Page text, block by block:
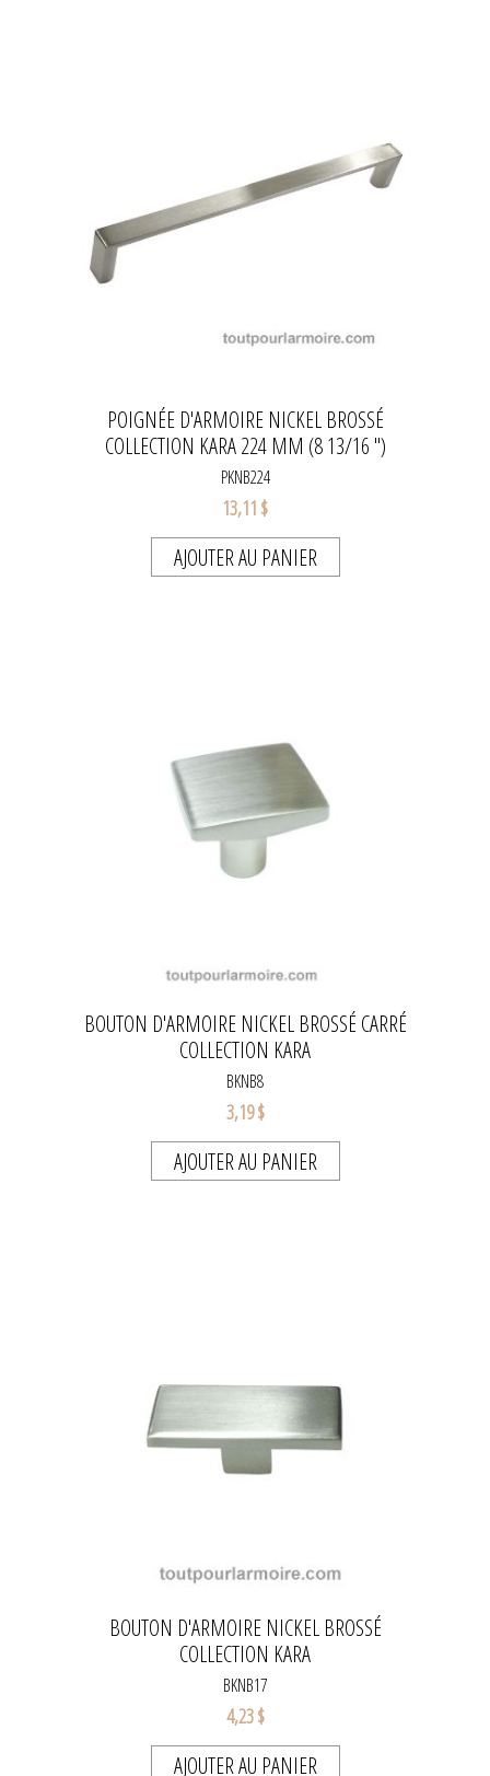
POIGNÉE D'ARMOIRE NICKEL BROSSÉ
COLLECTION KARA 224 MM (8 13/16 ")
PKNB224
13,11 $
AJOUTER AU PANIER
BOUTON D'ARMOIRE NICKEL BROSSÉ CARRÉ
COLLECTION KARA
BKNB8
3,19 $
AJOUTER AU PANIER
BOUTON D'ARMOIRE NICKEL BROSSÉ
COLLECTION KARA
BKNB17
4,23 $
AJOUTER AU PANIER